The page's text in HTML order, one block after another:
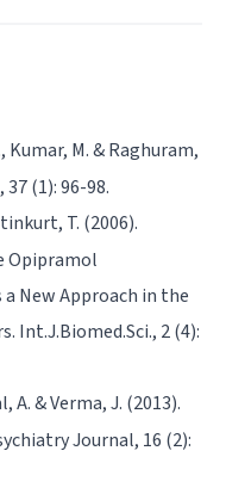
Kumar, M. & Raghuram,
37 (1): 96-98.
T. (2006).
Opipramol
New Approach in the
Int.J.Biomed.Sci., 2 (4):
A. & Verma, J. (2013).
Journal, 16 (2):